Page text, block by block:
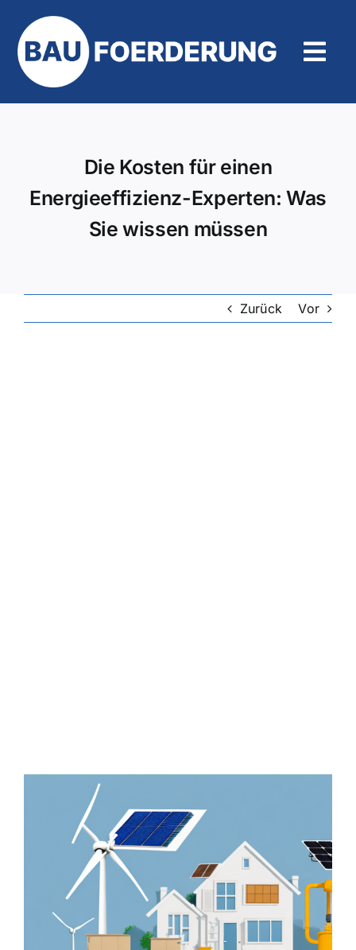
Inhalt
springen
Die Kosten für einen
Energieeffizienz-Experten: Was
Sie wissen müssen
Zurück Vor